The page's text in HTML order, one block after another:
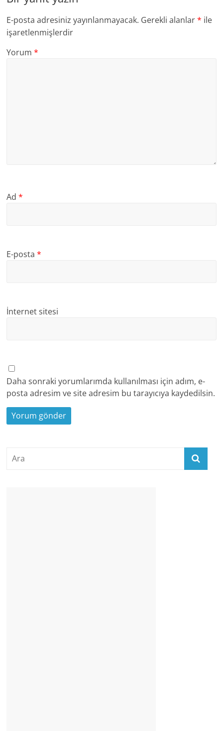
E-posta adresiniz yayınlanmayacak. Gerekli alanlar* ile
işaretlenmişlerdir
Yorum*
Ad*
E-posta*
İnternet sitesi
Daha sonraki yorumlarımda kullanılması için adım, e-
posta adresim ve site adresim bu tarayıcıya kaydedilsin.